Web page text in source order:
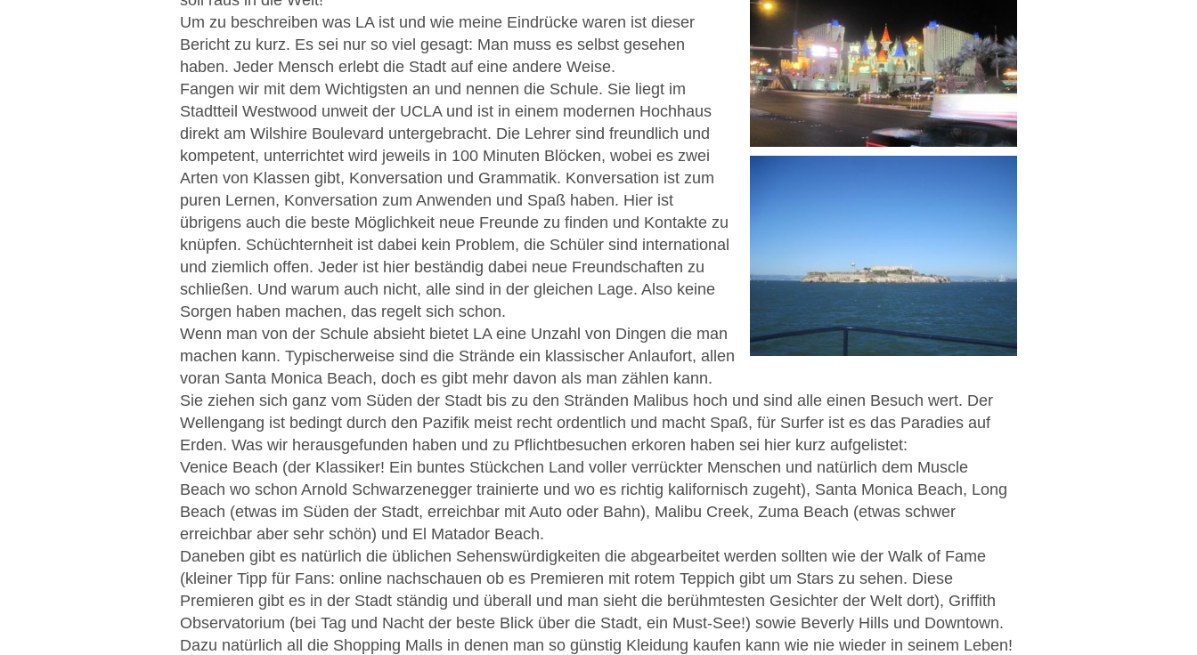
Um zu beschreiben was LA ist und wie meine Eindrücke waren ist dieser
Bericht zu kurz. Es sei nur so viel gesagt: Man muss es selbst gesehen
haben. Jeder Mensch erlebt die Stadt auf eine andere Weise.
Fangen wir mit dem Wichtigsten an und nennen die Schule. Sie liegt im
Stadtteil Westwood unweit der UCLA und ist in einem modernen Hochhaus
direkt am Wilshire Boulevard untergebracht. Die Lehrer sind freundlich und
kompetent, unterrichtet wird jeweils in 100 Minuten Blöcken, wobei es zwei
Arten von Klassen gibt, Konversation und Grammatik. Konversation ist zum
puren Lernen, Konversation zum Anwenden und Spaß haben. Hier ist
übrigens auch die beste Möglichkeit neue Freunde zu finden und Kontakte zu
knüpfen. Schüchternheit ist dabei kein Problem, die Schüler sind international
und ziemlich offen. Jeder ist hier beständig dabei neue Freundschaften zu
schließen. Und warum auch nicht, alle sind in der gleichen Lage. Also keine
Sorgen haben machen, das regelt sich schon.
Wenn man von der Schule absieht bietet LA eine Unzahl von Dingen die man
machen kann. Typischerweise sind die Strände ein klassischer Anlaufort, allen
voran Santa Monica Beach, doch es gibt mehr davon als man zählen kann.
Sie ziehen sich ganz vom Süden der Stadt bis zu den Stränden Malibus hoch und sind alle einen Besuch wert. Der
Wellengang ist bedingt durch den Pazifik meist recht ordentlich und macht Spaß, für Surfer ist es das Paradies auf
Erden. Was wir herausgefunden haben und zu Pflichtbesuchen erkoren haben sei hier kurz aufgelistet:
Venice Beach (der Klassiker! Ein buntes Stückchen Land voller verrückter Menschen und natürlich dem Muscle
Beach wo schon Arnold Schwarzenegger trainierte und wo es richtig kalifornisch zugeht), Santa Monica Beach, Long
Beach (etwas im Süden der Stadt, erreichbar mit Auto oder Bahn), Malibu Creek, Zuma Beach (etwas schwer
erreichbar aber sehr schön) und El Matador Beach.
Daneben gibt es natürlich die üblichen Sehenswürdigkeiten die abgearbeitet werden sollten wie der Walk of Fame
(kleiner Tipp für Fans: online nachschauen ob es Premieren mit rotem Teppich gibt um Stars zu sehen. Diese
Premieren gibt es in der Stadt ständig und überall und man sieht die berühmtesten Gesichter der Welt dort), Griffith
Observatorium (bei Tag und Nacht der beste Blick über die Stadt, ein Must-See!) sowie Beverly Hills und Downtown.
Dazu natürlich all die Shopping Malls in denen man so günstig Kleidung kaufen kann wie nie wieder in seinem Leben!